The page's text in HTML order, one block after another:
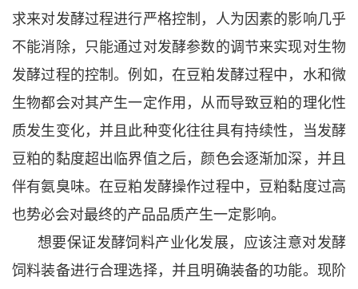
求来对发酵过程进行严格控制，人为因素的影响几乎
不能消除，只能通过对发酵参数的调节来实现对生物
发酵过程的控制。例如，在豆粕发酵过程中，水和微
生物都会对其产生一定作用，从而导致豆粕的理化性
质发生变化，并且此种变化往往具有持续性，当发酵
豆粕的黏度超出临界值之后，颜色会逐渐加深，并且
伴有氨臭味。在豆粕发酵操作过程中，豆粕黏度过高
也势必会对最终的产品品质产生一定影响。
想要保证发酵饲料产业化发展，应该注意对发酵
饲料装备进行合理选择，并且明确装备的功能。现阶